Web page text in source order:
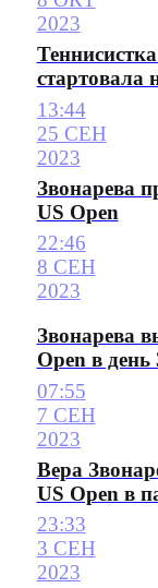
2023
стартовала
13:44
25 СЕН
2023
Звонарева
US Open
22:46
8 СЕН
2023
Звонарева
Open в день
07:55
7 СЕН
2023
Вера
US Open в
23:33
3 СЕН
2023